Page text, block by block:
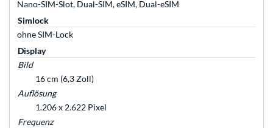
Nano-SIM-Slot, Dual-SIM, eSIM, Dual-eSIM
Simlock
ohne SIM-Lock
Display
Bild
16 cm (6,3 Zoll)
Auflösung
1.206 x 2.622 Pixel
Frequenz